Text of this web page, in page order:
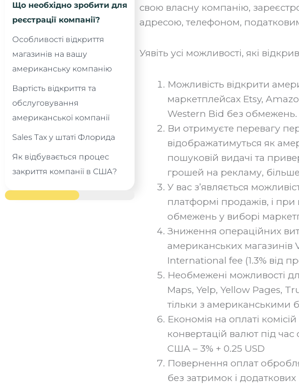
Що необхідно зробити для
реєстрації компанії?
Особливості відкриття
магазинів на вашу
американську компанію
Вартість відкриття та
обслуговування
американської компанії
Sales Tax у штаті Флорида
Як відбувається процес
закриття компанії в США?
свою власну компанію,
адресою, телефоном,
‍Уявіть усі можливості, які
Можливість відкрити
маркетплейсах Etsy,
Western Bid без обмежень.
Ви отримуєте перевагу
відображатимуться як
пошуковій видачі та
грошей на рекламу, більше
У вас з’являється
платформі продажів, і
обмежень у виборі
Зниження операційних
американських магазинів
International fee (1.3% від
Необмежені можливості
Maps, Yelp, Yellow Pages,
тільки з американськими
Економія на оплаті
конвертацій валют під
США – 3% + 0.25 USD
Повернення оплат
без затримок і